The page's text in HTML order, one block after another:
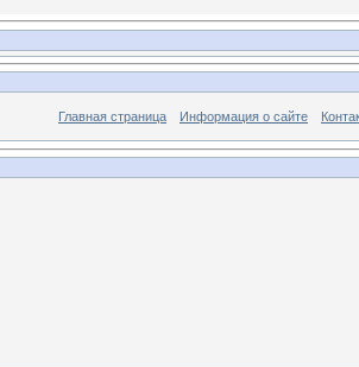
Главная страница Информация о сайте